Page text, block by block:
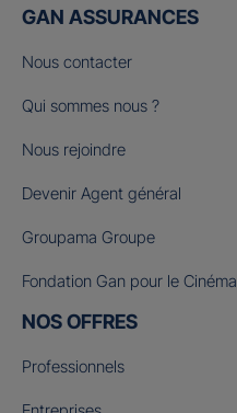
GAN ASSURANCES
Nous contacter
Qui sommes nous ?
Nous rejoindre
Devenir Agent général
Groupama Groupe
Fondation Gan pour le Cinéma
NOS OFFRES
Professionnels